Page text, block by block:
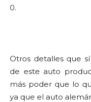
0.
Otros detalles que
de este auto
más poder que lo
ya que el auto